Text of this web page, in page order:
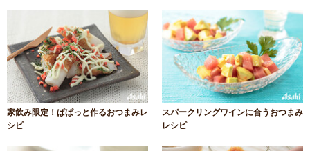
家飲み限定！ぱぱっと作るおつまみレ
シピ
スパークリングワインに合うおつまみ
レシピ